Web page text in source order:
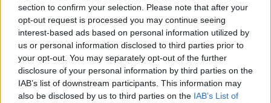
section to confirm your selection. Please note that after your
opt-out request is processed you may continue seeing
interest-based ads based on personal information utilized by
us or personal information disclosed to third parties prior to
your opt-out. You may separately opt-out of the further
disclosure of your personal information by third parties on the
IAB’s list of downstream participants. This information may
also be disclosed by us to third parties on the IAB’s List of
ΕΙΔΗΣΕΙΣ
Ανακοίνωσε δύο η Λαμία
ΕΙΔΗΣΕΙΣ
Πήρε παίκτη από το Μάλι η Λαμία